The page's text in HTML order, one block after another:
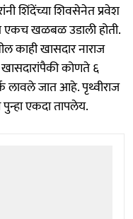
शिंदेंच्या शिवसेनेत प्रवेश
एकच खळबळ उडाली होती.
काही खासदार नाराज
खासदारांपैकी कोणते ६
लावले जात आहे. पृथ्वीराज
पुन्हा एकदा तापलेय.